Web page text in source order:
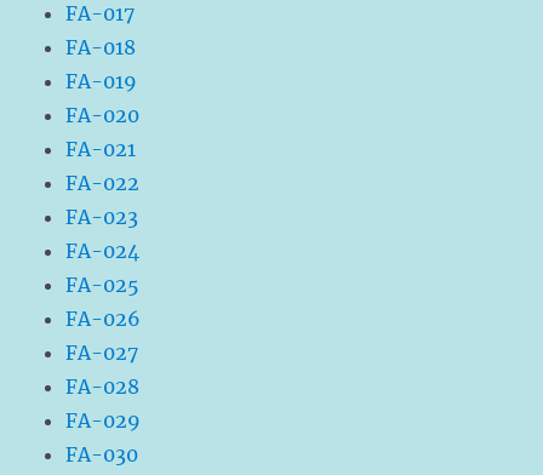
FA-017
FA-018
FA-019
FA-020
FA-021
FA-022
FA-023
FA-024
FA-025
FA-026
FA-027
FA-028
FA-029
FA-030